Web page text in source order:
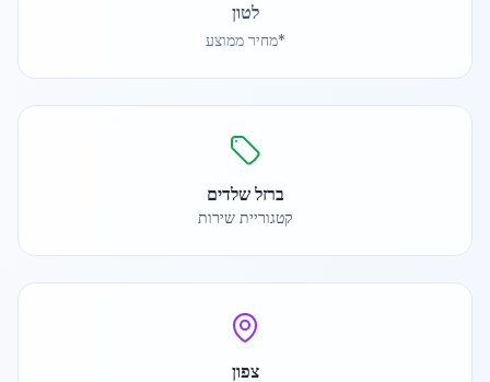
לטון
*מחיר ממוצע
ברזל שלדים
קטגוריית שירות
צפון